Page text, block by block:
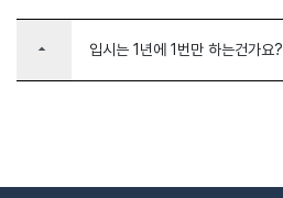
arrow_drop_up 입시는 1년에 1번만 하는건가요?